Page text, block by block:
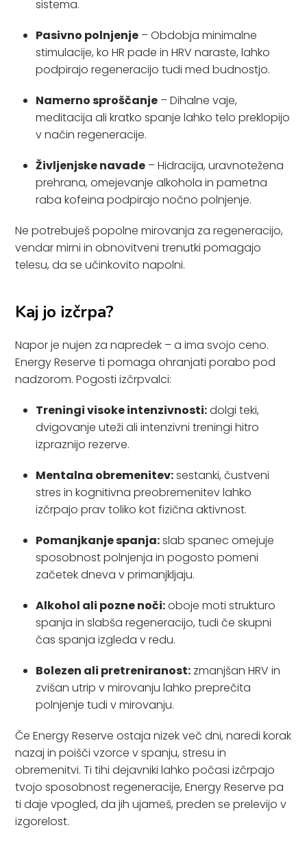
sistema.
Pasivno polnjenje – Obdobja minimalne
stimulacije, ko HR pade in HRV naraste, lahko
podpirajo regeneracijo tudi med budnostjo.
Namerno sproščanje – Dihalne vaje,
meditacija ali kratko spanje lahko telo preklopijo
v način regeneracije.
Življenjske navade – Hidracija, uravnotežena
prehrana, omejevanje alkohola in pametna
raba kofeina podpirajo nočno polnjenje.
Ne potrebuješ popolne mirovanja za regeneracijo,
vendar mirni in obnovitveni trenutki pomagajo
telesu, da se učinkovito napolni.
Kaj jo izčrpa?
Napor je nujen za napredek – a ima svojo ceno.
Energy Reserve ti pomaga ohranjati porabo pod
nadzorom. Pogosti izčrpvalci:
Treningi visoke intenzivnosti:dolgi teki,
dvigovanje uteži ali intenzivni treningi hitro
izpraznijo rezerve.
Mentalna obremenitev:sestanki, čustveni
stres in kognitivna preobremenitev lahko
izčrpajo prav toliko kot fizična aktivnost.
Pomanjkanje spanja:slab spanec omejuje
sposobnost polnjenja in pogosto pomeni
začetek dneva v primanjkljaju.
Alkohol ali pozne noči:oboje moti strukturo
spanja in slabša regeneracijo, tudi če skupni
čas spanja izgleda v redu.
Bolezen ali pretreniranost: zmanjšan HRV in
zvišan utrip v mirovanju lahko preprečita
polnjenje tudi v mirovanju.
Če Energy Reserve ostaja nizek več dni, naredi korak
nazaj in poišči vzorce v spanju, stresu in
obremenitvi. Ti tihi dejavniki lahko počasi izčrpajo
tvojo sposobnost regeneracije, Energy Reserve pa
ti daje vpogled, da jih ujameš, preden se prelevijo v
izgorelost.